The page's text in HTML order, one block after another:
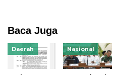
Baca Juga
Daerah Nasional